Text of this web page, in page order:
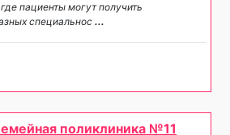
пациенты могут получить
специальнос ...
поликлиника №11